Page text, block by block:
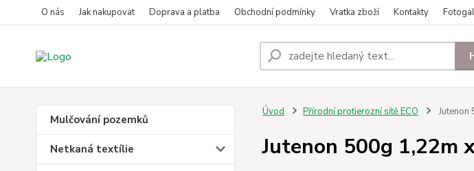
O nás Jak nakupovat Doprava a platba Obchodní podmínky Vratka zboží Kontakty
Mulčování pozemků
Netkaná textílie
Úvod Přírodní protierozní sítě ECO Jutenon
Jutenon 500g 1,22m